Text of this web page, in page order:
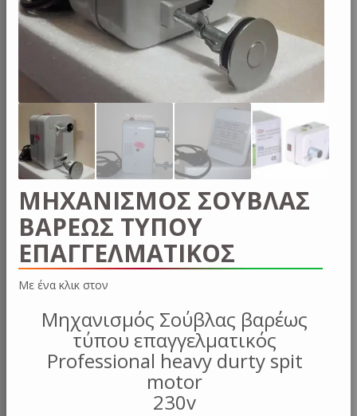
ΜHΧΑΝΙΣΜΟΣ ΣΟΥΒΛΑΣ
ΒΑΡΕΩΣ ΤΥΠΟΥ
ΕΠΑΓΓΕΛΜΑΤΙΚΟΣ
Με ένα κλι
Μηχανισμός Σούβλας βαρέως
τύπου επαγγελματικός
Professional heavy durty spit
motor
230v